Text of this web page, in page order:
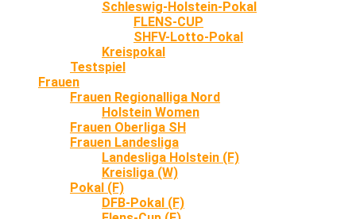
Schleswig-Holstein-Pokal
FLENS-CUP
SHFV-Lotto-Pokal
Kreispokal
Testspiel
Frauen
Frauen Regionalliga Nord
Holstein Women
Frauen Oberliga SH
Frauen Landesliga
Landesliga Holstein (F)
Kreisliga (W)
Pokal (F)
DFB-Pokal (F)